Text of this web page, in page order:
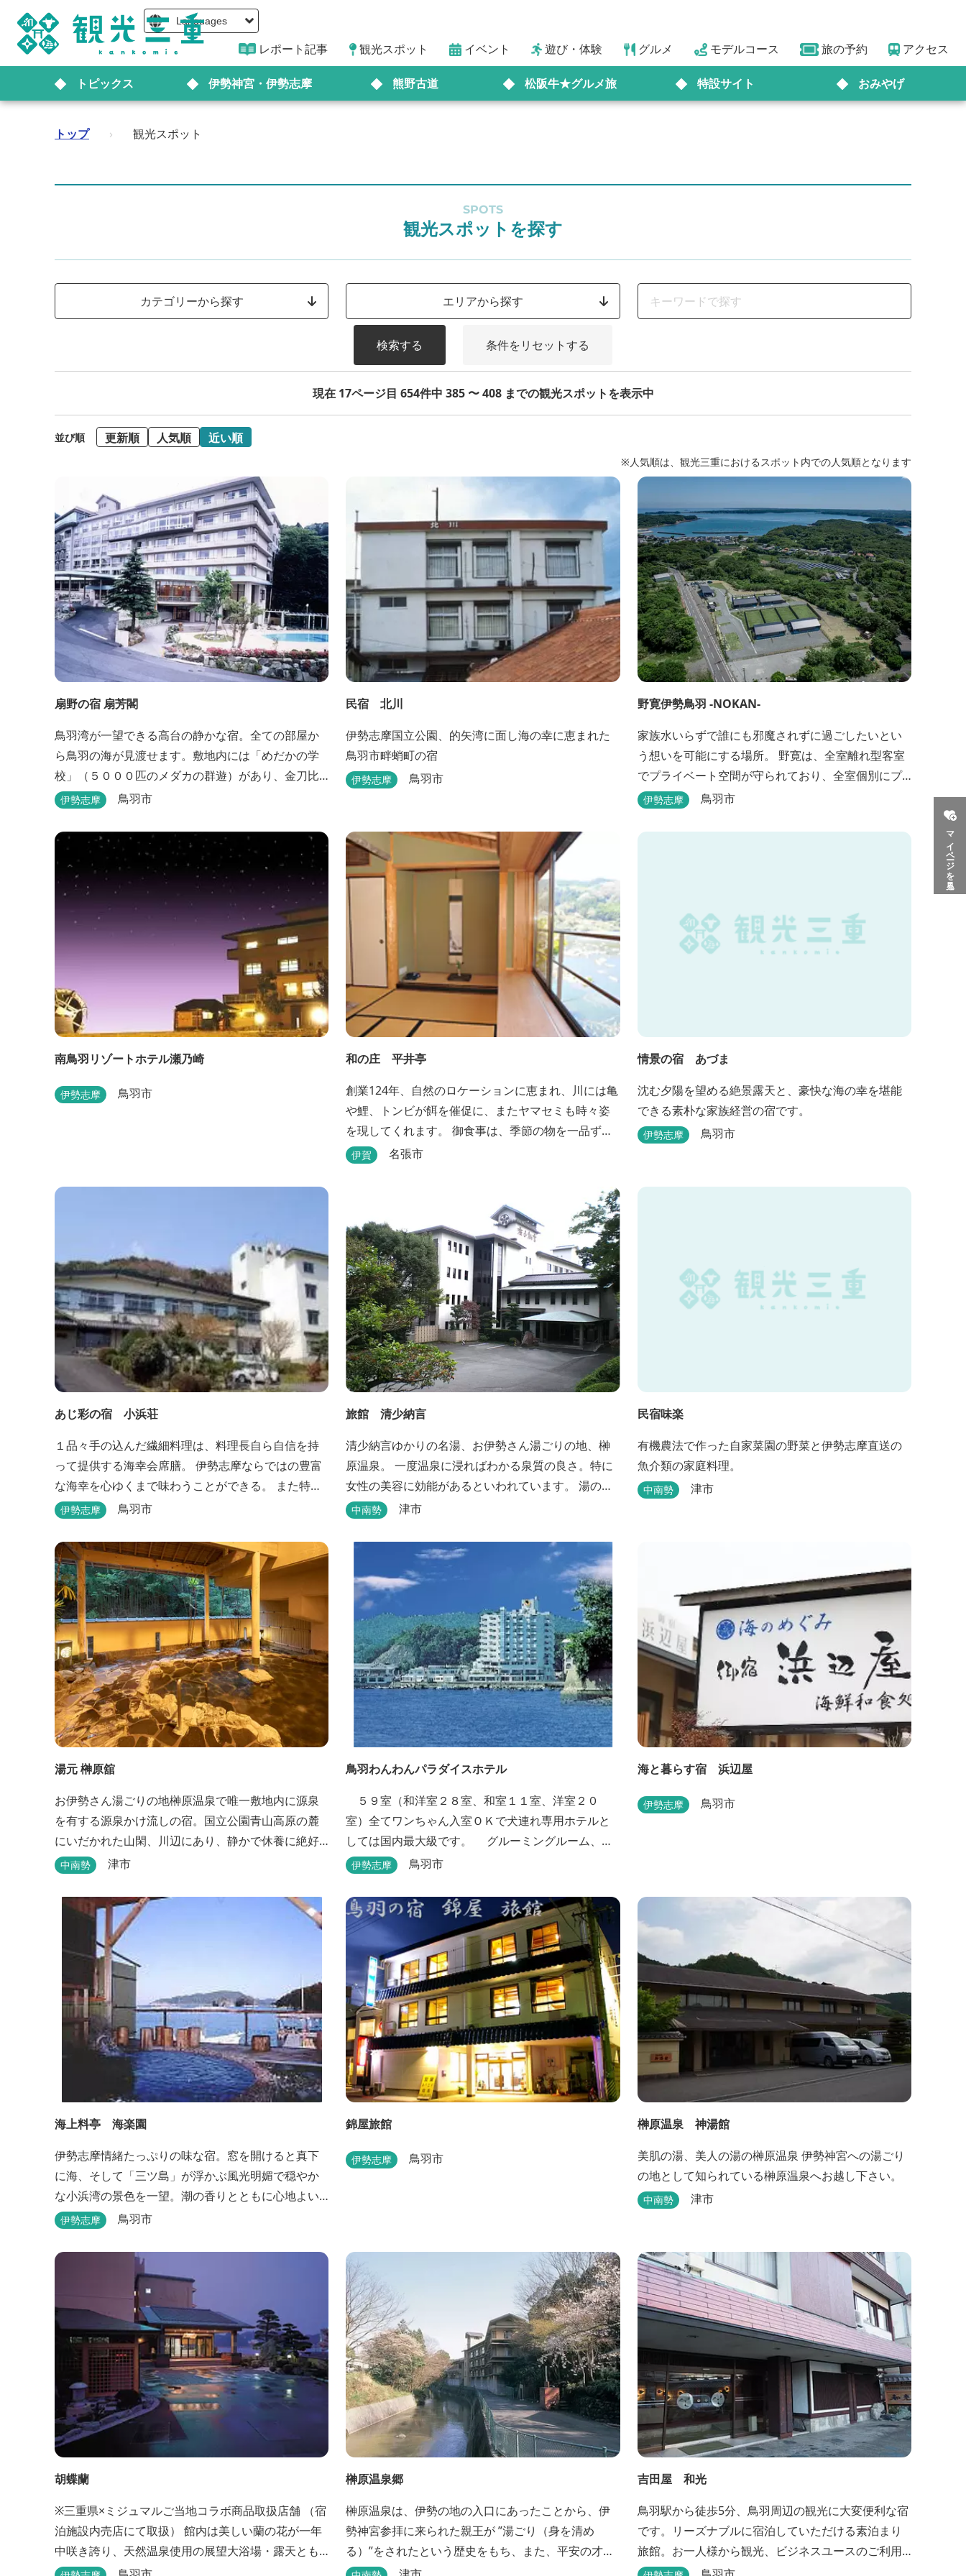
Languages
レポート記事 観光スポット イベント 遊び・体験 グルメ モデルコース 旅の予約 アクセス
トピックス 伊勢神宮・伊勢志摩 熊野古道 松阪牛★グルメ旅 特設サイト おみやげ
マイページを見る
トップ › 観光スポット
SPOTS
観光スポットを探す
カテゴリーから探す エリアから探す
検索する 条件をリセットする
現在 17ページ目 654件中 385 〜 408 までの観光スポットを表示中
並び順 更新順 人気順 近い順
※人気順は、観光三重におけるスポット内での人気順となります
扇野の宿 扇芳閣
鳥羽湾が一望できる高台の静かな宿。全ての部屋か
ら鳥羽の海が見渡せます。敷地内には「めだかの学
校」（５０００匹のメダカの群遊）があり、金刀比
羅宮への散策道には梅や桜など四季折々の花が咲き
会うことが出来ます。 扇野温泉”初蕾の湯”では、水
琴窟の音に耳をすませてみてください。ユニバーサ
ルルーム、露天風呂付客室もあります。
伊勢志摩 鳥羽市
民宿 北川
伊勢志摩国立公園、的矢湾に面し海の幸に恵まれた
鳥羽市畔蛸町の宿
伊勢志摩 鳥羽市
野寛伊勢鳥羽 -NOKAN-
家族水いらずで誰にも邪魔されずに過ごしたいとい
う想いを可能にする場所。 野寛は、全室離れ型客室
でプライベート空間が守られており、全室個別にプ
ライベートドッグランが設置されております。 室内
㎡～330㎡を設置した広い作りで、 和モダンをコン
伊勢志摩 鳥羽市
南鳥羽リゾートホテル瀬乃崎
伊勢志摩 鳥羽市
和の庄 平井亭
創業124年、自然のロケーションに恵まれ、川には亀
や鯉、トンビが餌を催促に、またヤマセミも時々姿
を現してくれます。 御食事は、季節の物を一品ず
つ、手作りの味を楽しんで頂いております。（宿泊
伊賀 名張市
情景の宿 あづま
沈む夕陽を望める絶景露天と、豪快な海の幸を堪能
できる素朴な家族経営の宿です。
伊勢志摩 鳥羽市
あじ彩の宿 小浜荘
１品々手の込んだ繊細料理は、料理長自ら自信を持
って提供する海幸会席膳。 伊勢志摩ならではの豊富
な海幸を心ゆくまで味わうことができる。 また特典
付プランや限定プランもあるのでお見逃しなく。
伊勢志摩 鳥羽市
旅館 清少納言
清少納言ゆかりの名湯、お伊勢さん湯ごりの地、榊
原温泉。 一度温泉に浸ればわかる泉質の良さ。特に
女性の美容に効能があるといわれています。 湯の瀬
川のせせらぎが聞こえる静かな宿。それが旅館 清
味、心のこもったおもてなしを心掛けております。
日頃の喧騒から離れ、平安の才女清少納言もお墨付
きの名湯を是非実感してください。
中南勢 津市
民宿味楽
有機農法で作った自家菜園の野菜と伊勢志摩直送の
魚介類の家庭料理。
中南勢 津市
湯元 榊原舘
お伊勢さん湯ごりの地榊原温泉で唯一敷地内に源泉
を有する源泉かけ流しの宿。国立公園青山高原の麓
にいだかれた山閑、川辺にあり、静かで休養に絶好
の地です。ご宿泊、お夕席の他日帰り温泉も楽しめ
と健康をテーマとしたふるさと会席をご用意してい
中南勢 津市
鳥羽わんわんパラダイスホテル
５９室（和洋室２８室、和室１１室、洋室２０
室）全てワンちゃん入室ＯＫで犬連れ専用ホテルと
しては国内最大級です。 グルーミングルーム、プ
ール、モーターボート等ワンちゃんと楽しむ施設も
伊勢志摩 鳥羽市
海と暮らす宿 浜辺屋
伊勢志摩 鳥羽市
海上料亭 海楽園
伊勢志摩情緒たっぷりの味な宿。窓を開けると真下
に海、そして「三ツ島」が浮かぶ風光明媚で穏やか
な小浜湾の景色を一望。潮の香りとともに心地よい
波の音の中ゆったりお寛ぎ下さい。窓を開け浴衣姿
り」は当館ならではの名物。（貸しざお／エサ付要
予約） 海水温泉露天風呂は貸切もできます。また、
季節により食べ放題プランもあるのでお問い合わせ
ください。
伊勢志摩 鳥羽市
錦屋旅館
伊勢志摩 鳥羽市
榊原温泉 神湯館
美肌の湯、美人の湯の榊原温泉 伊勢神宮への湯ごり
の地として知られている榊原温泉へお越し下さい。
中南勢 津市
胡蝶蘭
※三重県×ミジュマルご当地コラボ商品取扱店舗 （宿
泊施設内売店にて取扱） 館内は美しい蘭の花が一年
中咲き誇り、天然温泉使用の展望大浴場・露天とも
海一望。目の前の海を望みながら、ゆったりとした
榊原温泉郷
榊原温泉は、伊勢の地の入口にあったことから、伊
勢神宮参拝に来られた親王が ”湯ごり（身を清め
る）”をされたという歴史をもち、また、平安の才
女・清少納言が 「枕草子」で”湯は七栗の湯”＜当時
吉田屋 和光
鳥羽駅から徒歩5分、鳥羽周辺の観光に大変便利な宿
です。リーズナブルに宿泊していただける素泊まり
旅館。お一人様から観光、ビジネスユースのご利用
に便利です。